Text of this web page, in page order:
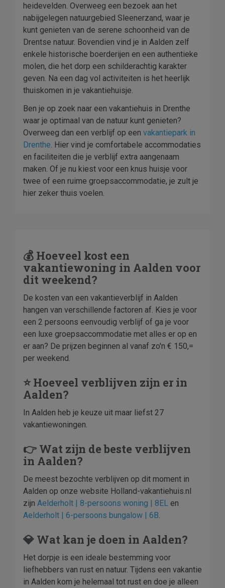
heidevelden. Overweeg een bezoek aan het
nabijgelegen natuurgebied Sleenerzand, waar je
kunt genieten van de serene schoonheid van de
Drentse natuur. Bovendien vind je in Aalden zelf
enkele historische boerderijen en een authentieke
molen, die het dorp een schilderachtig karakter
geven. Na een dag vol activiteiten is het heerlijk
thuiskomen in je vakantiehuisje.
Ben je op zoek naar een vakantiehuis in Drenthe
waar je optimaal van de natuur kunt genieten?
Overweeg dan een verblijf op een vakantiepark in
Drenthe. Hier vind je comfortabele accommodaties
en faciliteiten die je verblijf extra aangenaam
maken. Of je nu kiest voor een knus huisje voor
twee of een ruime groepsaccommodatie, je zult je
hier zeker thuis voelen.
💰 Hoeveel kost een
vakantiewoning in Aalden voor
dit weekend?
De kosten van een vakantieverblijf in Aalden
hangen van verschillende factoren af. Kies je voor
een 2 persoons eenvoudig verblijf of ga je voor
een luxe groepsaccommodatie met alles er op en
er aan? De prijzen beginnen al vanaf zo'n € 150,=
per weekend.
⭐ Hoeveel verblijven zijn er in
Aalden?
In Aalden heb je keuze uit maar liefst 27
vakantiewoningen.
👉 Wat zijn de beste verblijven
in Aalden?
De meest bezochte verblijven op dit moment in
Aalden op onze website Holland-vakantiehuis.nl
zijn Aelderholt | 8-persoons woning | 8EL en
Aelderholt | 6-persoons bungalow | 6B.
💎 Wat kan je doen in Aalden?
Het dorpje is een ideale bestemming voor
liefhebbers van rust en natuur. Tijdens een vakantie
in Aalden kom je helemaal tot rust en doe je alleen